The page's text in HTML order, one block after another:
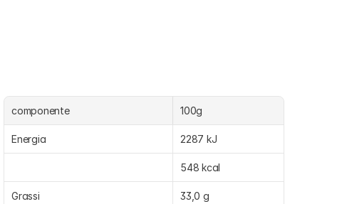
componente 100g
Energia 2287 kJ
548 kcal
Grassi 33,0 g